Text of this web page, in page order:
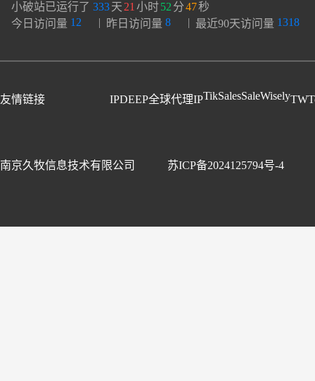
小破站已运行了 333天 21 小时52 分48秒
今日访问量 12 | 昨日访问量 8 | 最近90天访问量 1318
友情链接 IPDEEP全球代理IPTikSalesSaleWisely
南京久牧信息技术有限公司 苏ICP备2024125794号-4